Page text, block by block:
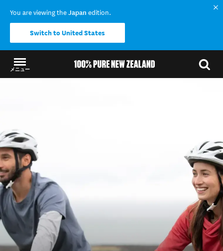
You are viewing theJapan edition.
Switch to United States
メニュー